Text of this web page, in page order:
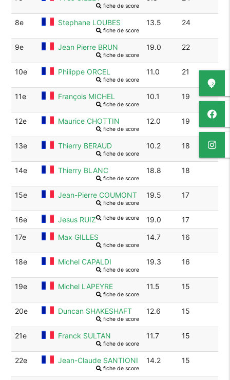
fiche de score
8e Stephane LOUBES
fiche de score
13.5 24
9e Jean Pierre BRUN
fiche de score
19.0 22
10e Philippe ORCEL
fiche de score
11.0 21
11e François MICHEL
fiche de score
10.1 19
12e Maurice CHOTTIN
fiche de score
12.0 19
13e Thierry BERAUD
fiche de score
10.2 18
14e Thierry BLANC
fiche de score
18.8 18
15e Jean-Pierre COUMONT
fiche de score
19.5 17
16e Jesus RUIZ fiche de score 19.0
17
17e
Max GILLES
fiche de score
14.7 16
18e Michel CAPALDI
fiche de score
19.3 16
19e Michel LAPEYRE
fiche de score
11.5 15
20e Duncan SHAKESHAFT
fiche de score
12.6 15
21e Franck SULTAN
fiche de score
11.7 15
22e Jean-Claude SANTIONI
fiche de score
14.2 15